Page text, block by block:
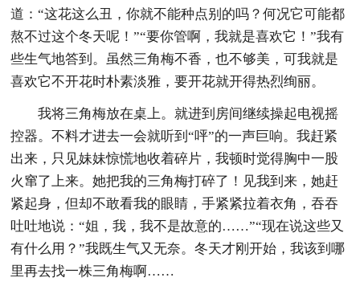
道：“这花这么丑，你就不能种点别的吗？何况它可能都
熬不过这个冬天呢！”“要你管啊，我就是喜欢它！”我有
些生气地答到。虽然三角梅不香，也不够美，可我就是
喜欢它不开花时朴素淡雅，要开花就开得热烈绚丽。
我将三角梅放在桌上。就进到房间继续操起电视摇
控器。不料才进去一会就听到“呯”的一声巨响。我赶紧
出来，只见妹妹惊慌地收着碎片，我顿时觉得胸中一股
火窜了上来。她把我的三角梅打碎了！见我到来，她赶
紧起身，但却不敢看我的眼睛，手紧紧拉着衣角，吞吞
吐吐地说：“姐，我，我不是故意的……”“现在说这些又
有什么用？”我既生气又无奈。冬天才刚开始，我该到哪
里再去找一株三角梅啊……